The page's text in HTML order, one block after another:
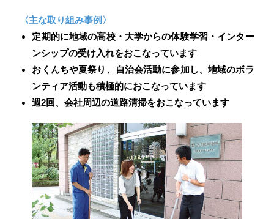
〈主な取り組み事例〉
定期的に地域の高校・大学からの体験学習・インター
ンシップの受け入れをおこなっています
おくんちや夏祭り、自治会活動に参加し、地域のボラ
ンティア活動も積極的におこなっています
週2回、会社周辺の道路清掃をおこなっています